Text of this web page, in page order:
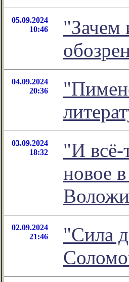
05.09.2024
10:46
"Зачем
04.09.2024
20:36
03.09.2024
18:32
"И всё-
новое
02.09.2024
21:46
"Сила